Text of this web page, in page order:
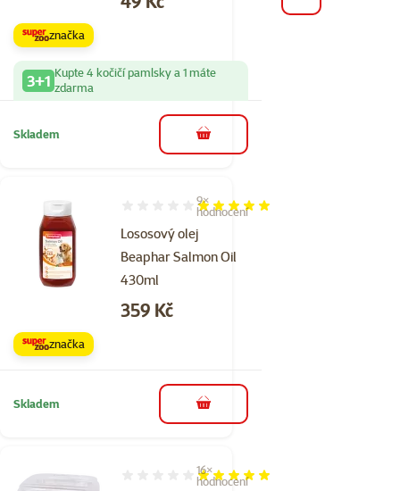
značka
3+1 Kupte 4 kočičí pamlsky a 1 máte
zdarma
Skladem do košíku
Lososový olej
Beaphar Salmon Oil
430ml
Hodnocení 98%, počet hodnocení: 9
9×
hodnocení
Cena
359 Kč
značka
Skladem do košíku
Hodnocení 96%, počet hodnocení: 16
16×
hodnocení